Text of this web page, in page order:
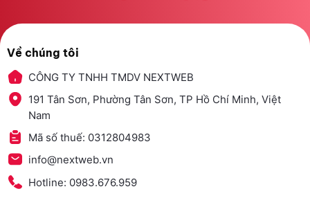
Về chúng tôi
CÔNG TY TNHH TMDV NEXTWEB
191 Tân Sơn, Phường Tân Sơn, TP Hồ Chí Minh, Việt
Nam
Mã số thuế: 0312804983
info@nextweb.vn
Hotline: 0983.676.959